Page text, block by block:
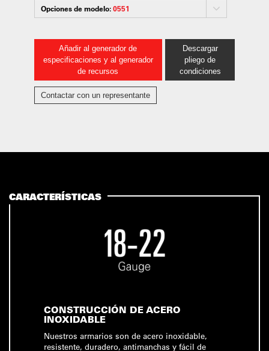
Opciones de modelo:0551
Añadir al generador de
especificaciones y al generador
de recursos
Descargar
pliego de
condiciones
Contactar con un representante
CARACTERÍSTICAS
CONSTRUCCIÓN DE ACERO
INOXIDABLE
Nuestros armarios son de acero inoxidable,
resistente, duradero, antimanchas y fácil de